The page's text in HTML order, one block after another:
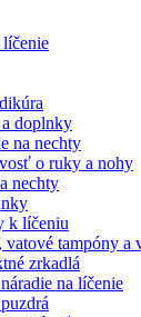
líčenie
doplnky
na nechty
o ruky a nohy
nechty
k líčeniu
vatové tampóny a
zrkadlá
na líčenie